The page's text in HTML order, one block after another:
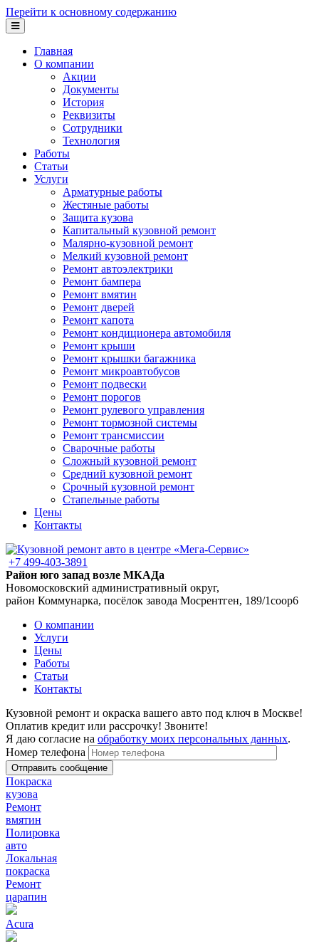
Перейти к основному содержанию
Главная
О компании
Акции
Документы
История
Реквизиты
Сотрудники
Технология
Работы
Статьи
Услуги
Арматурные работы
Жестяные работы
Защита кузова
Капитальный кузовной ремонт
Малярно-кузовной ремонт
Мелкий кузовной ремонт
Ремонт автоэлектрики
Ремонт бампера
Ремонт вмятин
Ремонт дверей
Ремонт капота
Ремонт кондиционера автомобиля
Ремонт крыши
Ремонт крышки багажника
Ремонт микроавтобусов
Ремонт подвески
Ремонт порогов
Ремонт рулевого управления
Ремонт тормозной системы
Ремонт трансмиссии
Сварочные работы
Сложный кузовной ремонт
Средний кузовной ремонт
Срочный кузовной ремонт
Стапельные работы
Цены
Контакты
+7 499-403-3891
Район юго запад возле МКАДа
Новомосковский административный округ,
район Коммунарка, посёлок завода Мосрентген, 189/1соор6
О компании
Услуги
Цены
Работы
Статьи
Контакты
Кузовной ремонт и окраска вашего авто под ключ в Москве!
Оплатив кредит или рассрочку! Звоните!
Я даю согласие на обработку моих персональных данных.
Номер телефона
Покраска
кузова
Ремонт
вмятин
Полировка
авто
Локальная
покраска
Ремонт
царапин
Acura